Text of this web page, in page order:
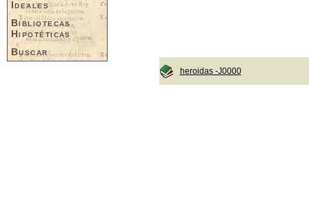
Ideales
Bibliotecas
Hipotéticas
Buscar
heroidas -J0000